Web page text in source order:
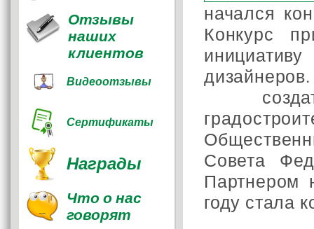
начался
Конкурс
Совета
Партнером
году стала
Отзывы
наших
клиентов
Видеоотзывы
Сертификаты
Награды
Что о нас
говорят